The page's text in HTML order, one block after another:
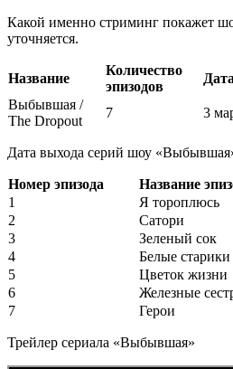
Какой именно стриминг покажет
уточняется.
Название
Количество
эпизодов
Выбывшая /
The Dropout
7 3
Дата выхода серий шоу
Номер эпизода Название
1
Я тороплюсь
2
Сатори
3
Зеленый сок
4
Белые старики
5
Цветок жизни
6
Железные
7
Герои
Трейлер сериала «Выбывшая»